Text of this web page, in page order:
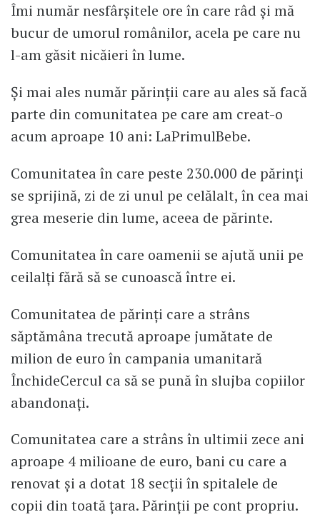
Îmi număr nesfârșitele ore în care râd și mă
bucur de umorul românilor, acela pe care nu
l-am găsit nicăieri în lume.
Și mai ales număr părinții care au ales să facă
parte din comunitatea pe care am creat-o
acum aproape 10 ani: LaPrimulBebe.
Comunitatea în care peste 230.000 de părinți
se sprijină, zi de zi unul pe celălalt, în cea mai
grea meserie din lume, aceea de părinte.
Comunitatea în care oamenii se ajută unii pe
ceilalți fără să se cunoască între ei.
Comunitatea de părinți care a strâns
săptămâna trecută aproape jumătate de
milion de euro în campania umanitară
ÎnchideCercul ca să se pună în slujba copiilor
abandonați.
Comunitatea care a strâns în ultimii zece ani
aproape 4 milioane de euro, bani cu care a
renovat și a dotat 18 secții în spitalele de
copii din toată țara. Părinții pe cont propriu.